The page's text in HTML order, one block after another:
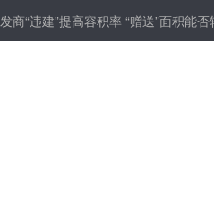
”提高容积率 “赠送”面积能否转正？